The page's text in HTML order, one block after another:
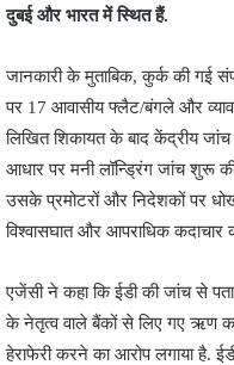
दुबई और भारत में स्थित हैं.
जानकारी के मुताबिक, कुर्क की गई
पर 17 आवासीय फ्लैट/बंगले और
लिखित शिकायत के बाद केंद्रीय
आधार पर मनी लॉन्ड्रिंग जांच शुरू
उसके प्रमोटरों और निदेशकों पर
विश्वासघात और आपराधिक कदाचार
एजेंसी ने कहा कि ईडी की जांच से
के नेतृत्व वाले बैंकों से लिए गए ऋण
हेराफेरी करने का आरोप लगाया है.